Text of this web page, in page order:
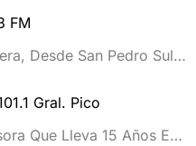
FM
Desde San Pedro Sula,
que incluye los medios
del país; Radioactiva,
Clase.
Gral. Pico
Que Lleva 15 Años En